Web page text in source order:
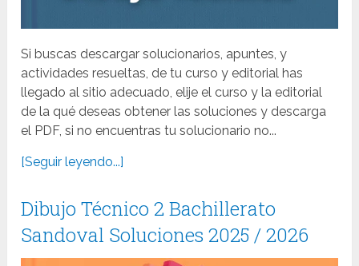
Si buscas descargar solucionarios, apuntes, y
actividades resueltas, de tu curso y editorial has
llegado al sitio adecuado, elije el curso y la editorial
de la qué deseas obtener las soluciones y descarga
el PDF, si no encuentras tu solucionario no...
[Seguir leyendo...]
Dibujo Técnico 2 Bachillerato
Sandoval Soluciones 2025 / 2026